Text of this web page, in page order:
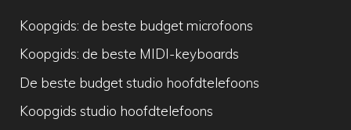
Koopgids: de beste budget microfoons
Koopgids: de beste MIDI-keyboards
De beste budget studio hoofdtelefoons
Koopgids studio hoofdtelefoons